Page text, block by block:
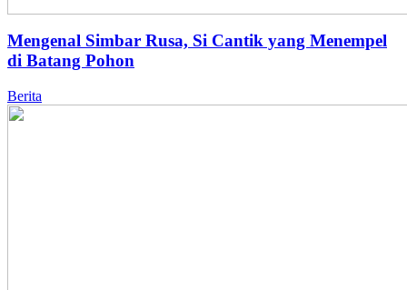
Mengenal Simbar Rusa, Si Cantik yang Menempel
di Batang Pohon
Berita